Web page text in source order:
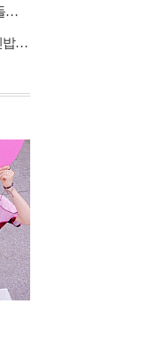
'언니네 산지직송3' 박해준, 통영 견내량 돌미역 조업 ...
'한국기행' 대구 평양냉면·익산 황등비빈밥, 백년 식당...